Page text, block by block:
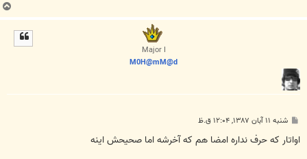
ب
ا
Major I
M0H@mM@d
پ
ت
شنبه ۱۱ آبان ۱۳۸۷, ۱۲:۰۴ ق.ظ
اواتار که حرف نداره امضا هم که آخرشه اما صحيحش اينه